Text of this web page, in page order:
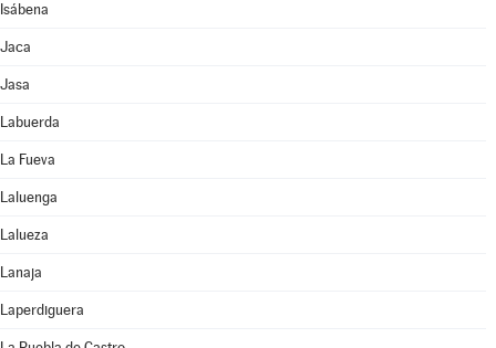
Isábena
Jaca
Jasa
Labuerda
La Fueva
Laluenga
Lalueza
Lanaja
Laperdiguera